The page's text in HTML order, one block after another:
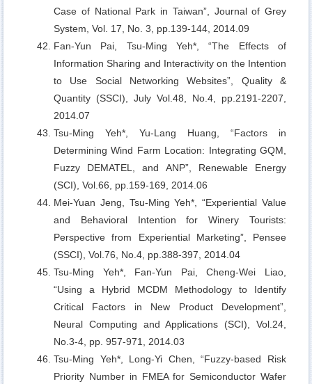
Case of National Park in Taiwan”, Journal of Grey
System, Vol. 17, No. 3, pp.139-144, 2014.09
Fan-Yun Pai, Tsu-Ming Yeh*,“The Effects of
Information Sharing and Interactivity on the Intention
to Use Social Networking Websites”, Quality &
Quantity (SSCI), July Vol.48, No.4, pp.2191-2207,
2014.07
Tsu-Ming Yeh*, Yu-Lang Huang, “Factors in
Determining Wind Farm Location: Integrating GQM,
Fuzzy DEMATEL, and ANP”, Renewable Energy
(SCI), Vol.66, pp.159-169, 2014.06
Mei-Yuan Jeng, Tsu-Ming Yeh*,“Experiential Value
and Behavioral Intention for Winery Tourists:
Perspective from Experiential Marketing”, Pensee
(SSCI), Vol.76, No.4, pp.388-397, 2014.04
Tsu-Ming Yeh*, Fan-Yun Pai, Cheng-Wei Liao,
“Using a Hybrid MCDM Methodology to Identify
Critical Factors in New Product Development”,
Neural Computing and Applications (SCI), Vol.24,
No.3-4, pp. 957-971, 2014.03
Tsu-Ming Yeh*, Long-Yi Chen,“Fuzzy-based Risk
Priority Number in FMEA for Semiconductor Wafer